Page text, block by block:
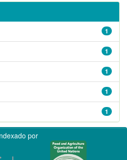
1
1
1
1
1
por